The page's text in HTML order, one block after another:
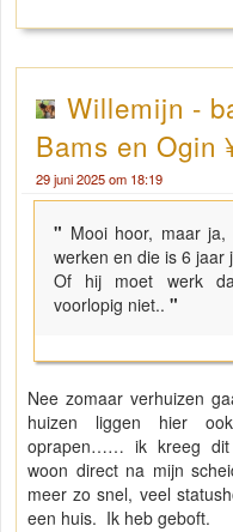
Willemijn -
Bams en Ogin
29 juni 2025 om 18:19
" Mooi hoor, maar
werken en die is 6 jaar
Of hij moet werk
voorlopig niet.. "
Nee zomaar verhuizen
huizen liggen hier
oprapen…… ik kreeg
woon direct na mijn
meer zo snel, veel
een huis. Ik heb geboft.